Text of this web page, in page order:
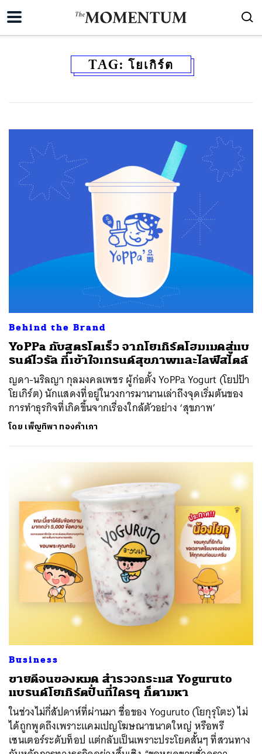
TAG: โยเกิร์ต
Behind the Brand
YoPPa กับสูตรโตเร็ว จากโยเกิร์ตโฮมเมดสู่แบ
รนด์ไวรัล ที่เข้าใจเทรนด์สุขภาพและไลฟ์สไตล์
ญดา-นริลญา กุลมงคลเพชร ผู้ก่อตั้ง YoPPa Yogurt (โยปป้า
โยเกิร์ต) นักแสดงที่อยู่ในวงการมานานเล่าถึงจุดเริ่มต้นของ
การทำธุรกิจที่เกิดขึ้นจากเรื่องใกล้ตัวอย่าง ‘สุขภาพ’
โดย เพ็ญทิพา ทองคำเภา
Business
ขายดีจนของหมด สำรวจกระแส Yoguruto
แบรนด์โยเกิร์ตปั่นที่ใครๆ ก็ตามหา
ในช่วงไม่กี่สัปดาห์ที่ผ่านมา ชื่อของ Yoguruto (โยกุรุโตะ) ไม่
ได้ถูกพูดถึงเพราะแคมเปญโฆษณาขนาดใหญ่ หรือพรี
เซนเตอร์ระดับท็อป แต่กลับเป็นเพราะประโยคสั้นๆ ที่สวนทาง